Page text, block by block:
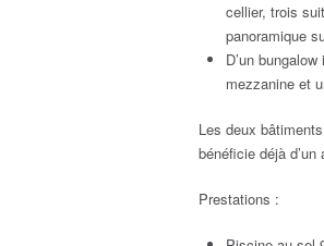
cellier, trois
panoramique
D’un
mezzanine et
Les deux
bénéficie déjà
Prestations :